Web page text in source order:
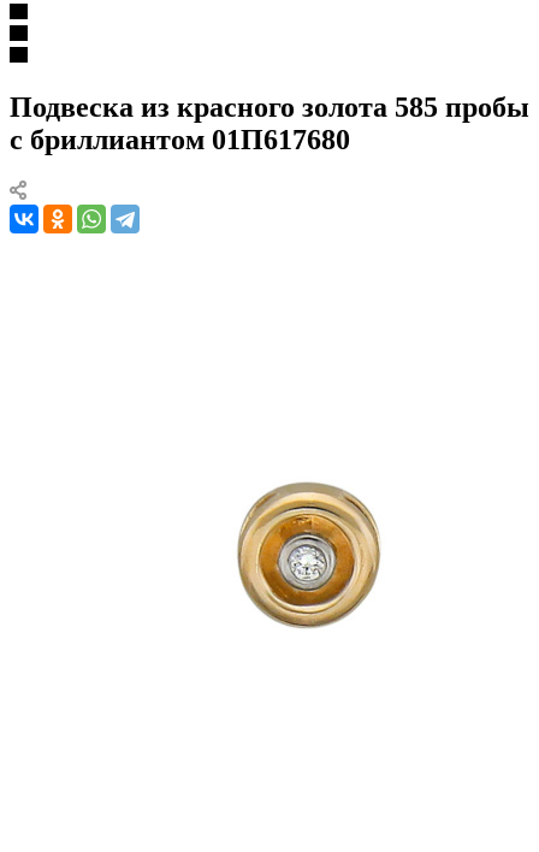
Подвеска из красного золота 585 пробы
с бриллиантом 01П617680